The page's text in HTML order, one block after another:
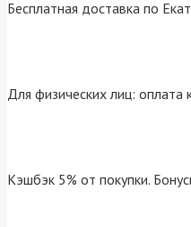
Бесплатная доставка по
Для физических лиц: оплата
Кэшбэк 5% от покупки.